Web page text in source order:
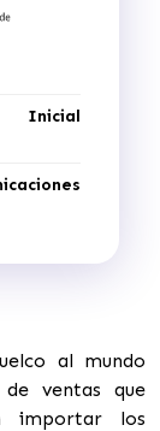
Inicial
al mundo
ventas que
importar los